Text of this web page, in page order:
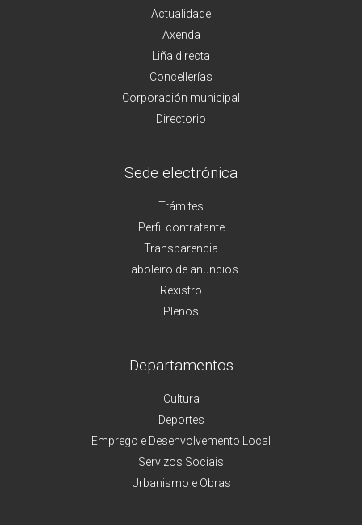
Actualidade
Axenda
Liña directa
Concellerías
Corporación municipal
Directorio
Sede electrónica
Trámites
Perfil contratante
Transparencia
Taboleiro de anuncios
Rexistro
Plenos
Departamentos
Cultura
Deportes
Emprego e Desenvolvemento Local
Servizos Sociais
Urbanismo e Obras